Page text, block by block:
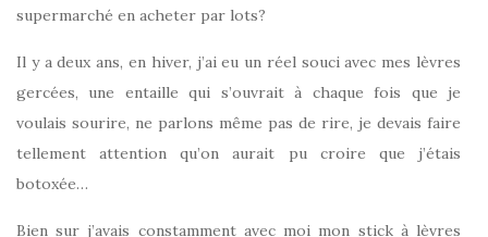
supermarché en acheter par lots?
Il y a deux ans, en hiver, j’ai eu un réel souci avec mes lèvres
gercées, une entaille qui s’ouvrait à chaque fois que je
voulais sourire, ne parlons même pas de rire, je devais faire
tellement attention qu’on aurait pu croire que j’étais
botoxée…
Bien sur j’avais constamment avec moi mon stick à lèvres